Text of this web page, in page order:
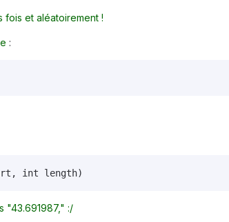
fois et aléatoirement !
:
int length)
"43.691987," :/